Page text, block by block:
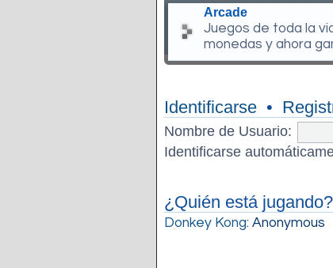
Arcade
Juegos de toda la
monedas y ahora
Identificarse •
Nombre de Usuario:
Identificarse
¿Quién está jugando?
Donkey Kong: Anonymous